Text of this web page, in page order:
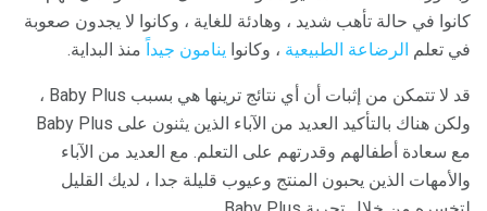
كانوا في حالة تأهب شديد ، وهادئة للغاية ، وكانوا لا يجدون صعوبة
في تعلم الرضاعة الطبيعية ، وكانوا ينامون جيداً منذ البداية.
قد لا تتمكن من إثبات أن أي نتائج ترينها هي بسبب Baby Plus ،
ولكن هناك بالتأكيد العديد من الآباء الذين يثنون على Baby Plus
مع سعادة أطفالهم وقدرتهم على التعلم. مع العديد من الآباء
والأمهات الذين يحبون المنتج وعيوب قليلة جدا ، لديك القليل